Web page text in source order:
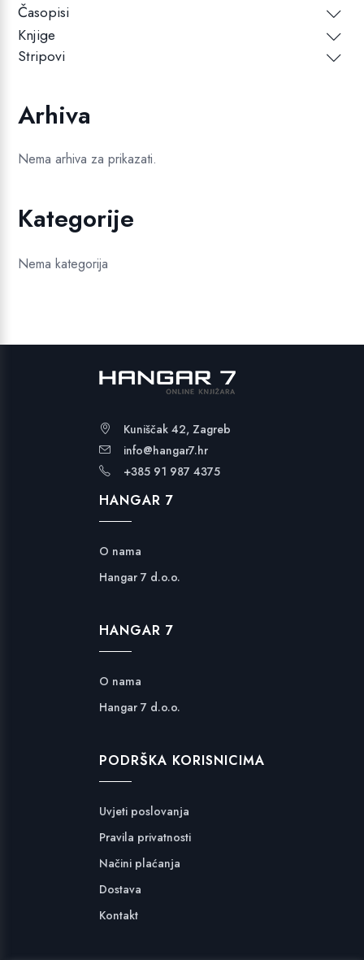
Časopisi
Knjige
Stripovi
Arhiva
Nema arhiva za prikazati.
Kategorije
Nema kategorija
Kuniščak 42, Zagreb
info@hangar7.hr
+385 91 987 4375
HANGAR 7
O nama
Hangar 7 d.o.o.
HANGAR 7
O nama
Hangar 7 d.o.o.
PODRŠKA KORISNICIMA
Uvjeti poslovanja
Pravila privatnosti
Načini plaćanja
Dostava
Kontakt